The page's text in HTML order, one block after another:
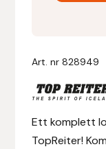
Art. nr828949
Ett komplett
TopReiter!
Dy’on
E.A. Mattes
Eclipse Biofarmab